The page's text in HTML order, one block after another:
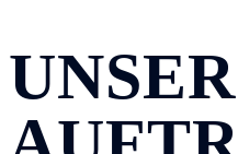
UNSER